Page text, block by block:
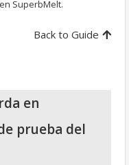
SuperbMelt.
Back to Guide
en
prueba del